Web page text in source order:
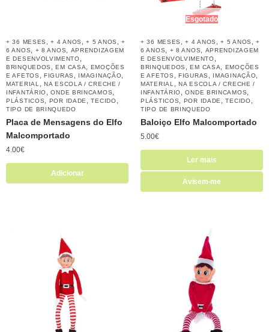
+ 36 MESES ,+ 4 ANOS ,+ 5 ANOS ,+
6 ANOS
+ 8 ANOS
APRENDIZAGEM
E DESENVOLVIMENTO
BRINQUEDOS ,EM CASA
EMOÇÕES
E AFETOS
,FIGURAS IMAGINAÇÃO
MATERIAL ,NA ESCOLA / CRECHE /
INFANTÁRIO
,ONDE BRINCAMOS
PLÁSTICOS POR IDADE ,TECIDO
TIPO DE BRINQUEDO
Placa de Mensagens do Elfo
Malcomportado
4.00€
Adicionar
Esgotado
+ 36 MESES ,+ 4 ANOS ,+ 5 ANOS ,+
6 ANOS
+ 8 ANOS
APRENDIZAGEM
E DESENVOLVIMENTO
BRINQUEDOS ,EM CASA
EMOÇÕES
E AFETOS
,FIGURAS IMAGINAÇÃO
MATERIAL ,NA ESCOLA / CRECHE /
INFANTÁRIO
,ONDE BRINCAMOS
PLÁSTICOS POR IDADE ,TECIDO
TIPO DE BRINQUEDO
Baloiço Elfo Malcomportado
5.00€
Ler mais
Avisem-me